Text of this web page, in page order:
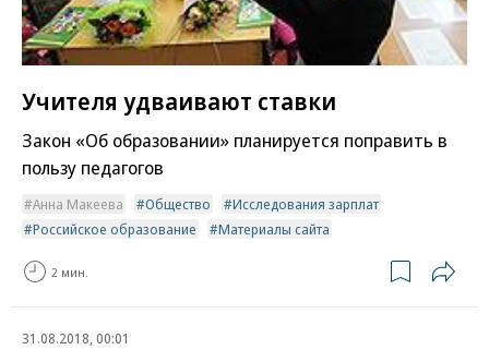
Учителя удваивают ставки
Закон «Об образовании» планируется поправить в
пользу педагогов
Анна Макеева Общество
Исследования зарплат
Российское образование
Материалы сайта
2 мин.
31.08.2018, 00:01